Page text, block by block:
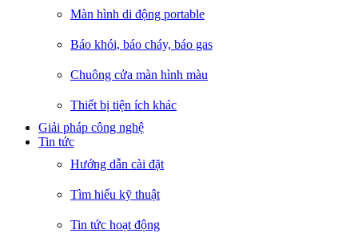
Màn hình di động portable
Báo khói, báo cháy, báo gas
Chuông cửa màn hình màu
Thiết bị tiện ích khác
Giải pháp công nghệ
Tin tức
Hướng dẫn cài đặt
Tìm hiểu kỹ thuật
Tin tức hoạt động